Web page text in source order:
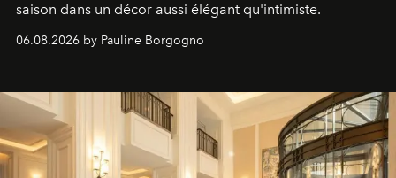
saison dans un décor aussi élégant qu'intimiste.
06.08.2026 by Pauline Borgogno